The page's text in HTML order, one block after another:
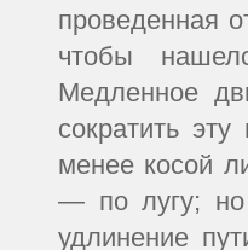
проведенная
чтобы
Медленное
сократить
менее косой
— по лугу; но
удлинение